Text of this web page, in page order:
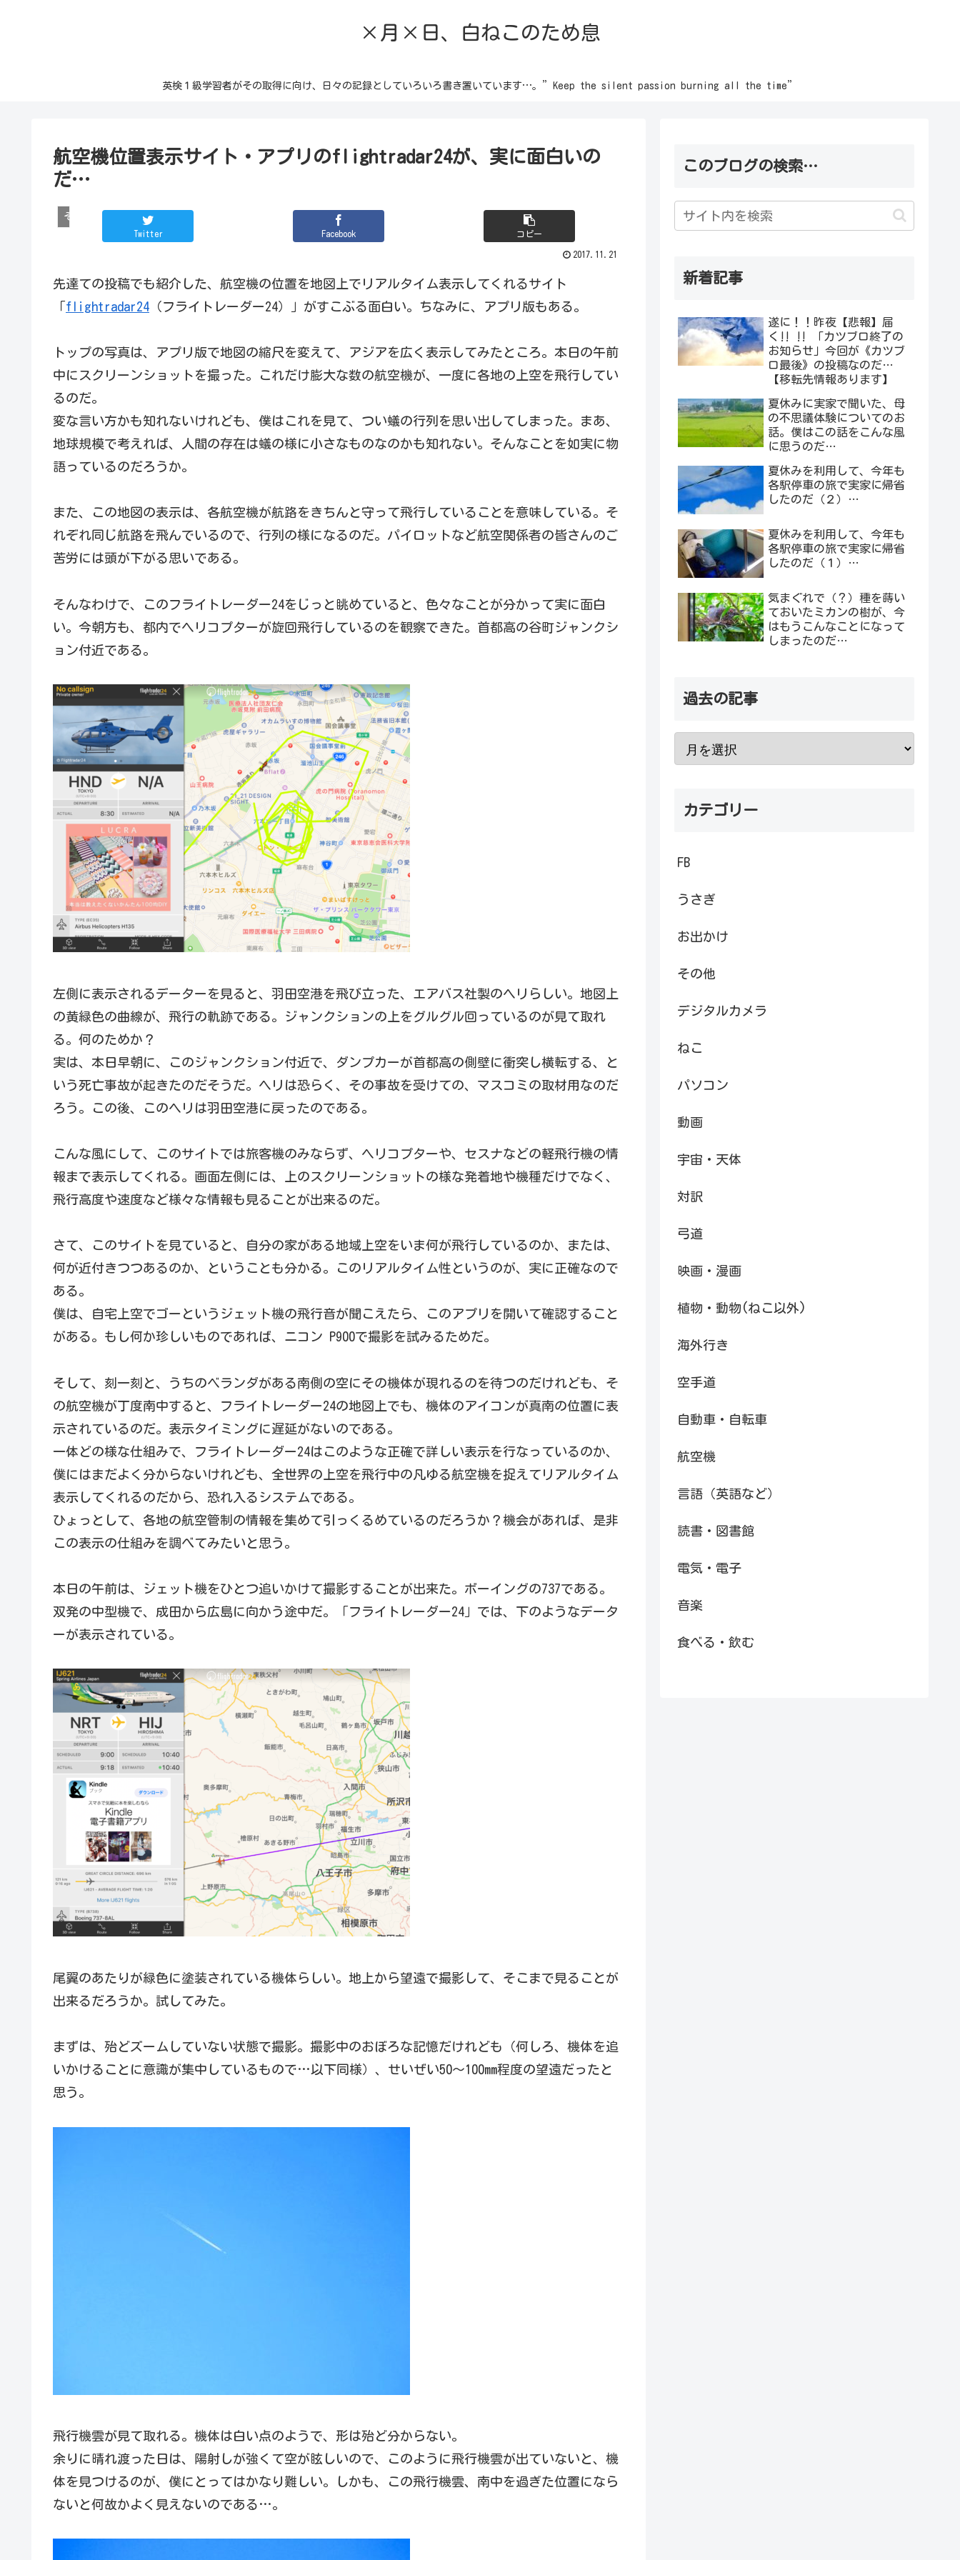
×月×日、白ねこのため息
英検１級学習者がその取得に向け、日々の記録としていろいろ書き置いています…。”Keep the silent passion burning all the time”
航空機位置表示サイト・アプリのflightradar24が、実に面白いの
だ…
その他
Twitter Facebook コピー
2017.11.21
先達ての投稿でも紹介した、航空機の位置を地図上でリアルタイム表示してくれるサイト
「flightradar24 （フライトレーダー24）」がすこぶる面白い。ちなみに、アプリ版もある。
トップの写真は、アプリ版で地図の縮尺を変えて、アジアを広く表示してみたところ。本日の午前
中にスクリーンショットを撮った。これだけ膨大な数の航空機が、一度に各地の上空を飛行してい
るのだ。
変な言い方かも知れないけれども、僕はこれを見て、つい蟻の行列を思い出してしまった。まあ、
地球規模で考えれば、人間の存在は蟻の様に小さなものなのかも知れない。そんなことを如実に物
語っているのだろうか。
また、この地図の表示は、各航空機が航路をきちんと守って飛行していることを意味している。そ
れぞれ同じ航路を飛んでいるので、行列の様になるのだ。パイロットなど航空関係者の皆さんのご
苦労には頭が下がる思いである。
そんなわけで、このフライトレーダー24をじっと眺めていると、色々なことが分かって実に面白
い。今朝方も、都内でヘリコプターが旋回飛行しているのを観察できた。首都高の谷町ジャンクシ
ョン付近である。
左側に表示されるデーターを見ると、羽田空港を飛び立った、エアバス社製のヘリらしい。地図上
の黄緑色の曲線が、飛行の軌跡である。ジャンクションの上をグルグル回っているのが見て取れ
る。何のためか？
実は、本日早朝に、このジャンクション付近で、ダンプカーが首都高の側壁に衝突し横転する、と
いう死亡事故が起きたのだそうだ。ヘリは恐らく、その事故を受けての、マスコミの取材用なのだ
ろう。この後、このヘリは羽田空港に戻ったのである。
こんな風にして、このサイトでは旅客機のみならず、ヘリコプターや、セスナなどの軽飛行機の情
報まで表示してくれる。画面左側には、上のスクリーンショットの様な発着地や機種だけでなく、
飛行高度や速度など様々な情報も見ることが出来るのだ。
さて、このサイトを見ていると、自分の家がある地域上空をいま何が飛行しているのか、または、
何が近付きつつあるのか、ということも分かる。このリアルタイム性というのが、実に正確なので
ある。
僕は、自宅上空でゴーというジェット機の飛行音が聞こえたら、このアプリを開いて確認すること
がある。もし何か珍しいものであれば、ニコン P900で撮影を試みるためだ。
そして、刻一刻と、うちのベランダがある南側の空にその機体が現れるのを待つのだけれども、そ
の航空機が丁度南中すると、フライトレーダー24の地図上でも、機体のアイコンが真南の位置に表
示されているのだ。表示タイミングに遅延がないのである。
一体どの様な仕組みで、フライトレーダー24はこのような正確で詳しい表示を行なっているのか、
僕にはまだよく分からないけれども、全世界の上空を飛行中の凡ゆる航空機を捉えてリアルタイム
表示してくれるのだから、恐れ入るシステムである。
ひょっとして、各地の航空管制の情報を集めて引っくるめているのだろうか？機会があれば、是非
この表示の仕組みを調べてみたいと思う。
本日の午前は、ジェット機をひとつ追いかけて撮影することが出来た。ボーイングの737である。
双発の中型機で、成田から広島に向かう途中だ。「フライトレーダー24」では、下のようなデータ
ーが表示されている。
尾翼のあたりが緑色に塗装されている機体らしい。地上から望遠で撮影して、そこまで見ることが
出来るだろうか。試してみた。
まずは、殆どズームしていない状態で撮影。撮影中のおぼろな記憶だけれども（何しろ、機体を追
いかけることに意識が集中しているもので…以下同様）、せいぜい50～100mm程度の望遠だったと
思う。
飛行機雲が見て取れる。機体は白い点のようで、形は殆ど分からない。
余りに晴れ渡った日は、陽射しが強くて空が眩しいので、このように飛行機雲が出ていないと、機
体を見つけるのが、僕にとってはかなり難しい。しかも、この飛行機雲、南中を過ぎた位置になら
ないと何故かよく見えないのである…。
このブログの検索…
新着記事
遂に！！昨夜【悲報】届
く‼︎ ‼︎ 「カツブロ終了の
お知らせ」今回が《カツブ
ロ最後》の投稿なのだ…
【移転先情報あります】
夏休みに実家で聞いた、母
の不思議体験についてのお
話。僕はこの話をこんな風
に思うのだ…
夏休みを利用して、今年も
各駅停車の旅で実家に帰省
したのだ（２）…
夏休みを利用して、今年も
各駅停車の旅で実家に帰省
したのだ（１）…
気まぐれで（？）種を蒔い
ておいたミカンの樹が、今
はもうこんなことになって
しまったのだ…
過去の記事
カテゴリー
FB
うさぎ
お出かけ
その他
デジタルカメラ
ねこ
パソコン
動画
宇宙・天体
対訳
弓道
映画・漫画
植物・動物(ねこ以外)
海外行き
空手道
自動車・自転車
航空機
言語（英語など）
読書・図書館
電気・電子
音楽
食べる・飲む